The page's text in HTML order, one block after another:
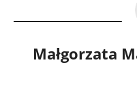
Małgorzata